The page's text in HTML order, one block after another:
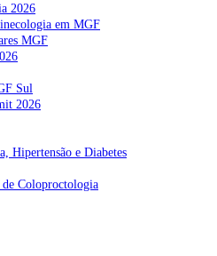
2026
em MGF
MGF
Sul
2026
Hipertensão e Diabetes
Coloproctologia